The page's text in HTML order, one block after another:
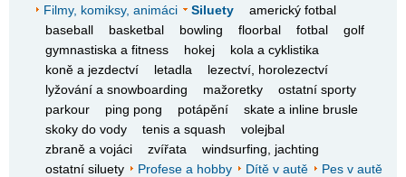
Filmy, komiksy, animáci
Siluety
americký fotbal
baseball
basketbal bowling floorbal fotbal
golf
gymnastiska a fitness
hokej
kola a cyklistika
koně a jezdectví
letadla
lezectví, horolezectví
lyžování a snowboarding
mažoretky
ostatní sporty
parkour
ping pong potápění
skate a inline brusle
skoky do vody
tenis a squash
volejbal
zbraně a vojáci
zvířata
windsurfing, jachting
ostatní siluety
Profese a hobby Dítě v autě
Pes v autě